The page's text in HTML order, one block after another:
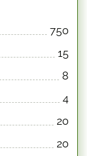
750
15
8
4
20
20